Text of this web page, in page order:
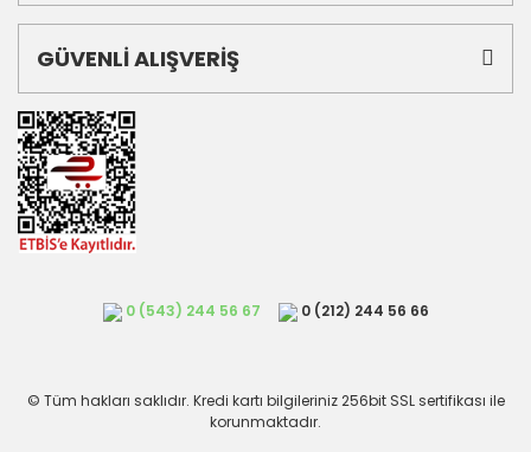
GÜVENLİ ALIŞVERİŞ
0 (543) 244 56 67 0 (212) 244 56 66
© Tüm hakları saklıdır. Kredi kartı bilgileriniz 256bit SSL sertifikası ile
korunmaktadır.